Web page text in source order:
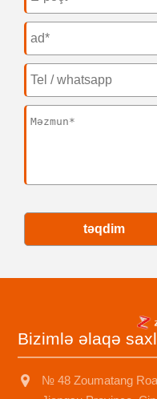
təqdim
Bizimlə əlaqə
№ 48 Zoumatang